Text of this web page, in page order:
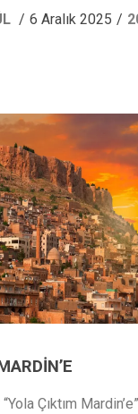
6 Aralık 2025
Çıktım